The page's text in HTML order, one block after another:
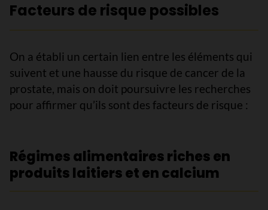
Facteurs de risque possibles
On a établi un certain lien entre les éléments qui
suivent et une hausse du risque de cancer de la
prostate, mais on doit poursuivre les recherches
pour affirmer qu’ils sont des facteurs de risque :
Régimes alimentaires riches en
produits laitiers et en calcium